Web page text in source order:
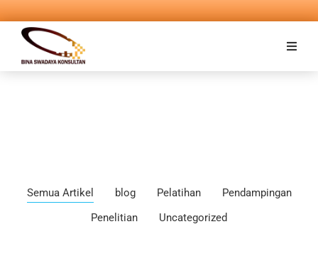
Semua Artikel blog Pelatihan
Pendampingan
Penelitian
Uncategorized